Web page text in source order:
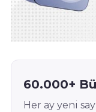
60.000+
Her ay yeni